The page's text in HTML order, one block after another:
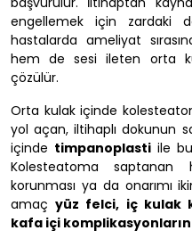
engellemek için zardaki
hastalarda ameliyat
hem de sesi ileten orta
çözülür.
Orta kulak içinde
yol açan, iltihaplı dokunun
içinde timpanoplastiile bu
Kolesteatoma saptanan
korunması ya da onarımı
amaçyüz felci, iç kulak
kafa içi